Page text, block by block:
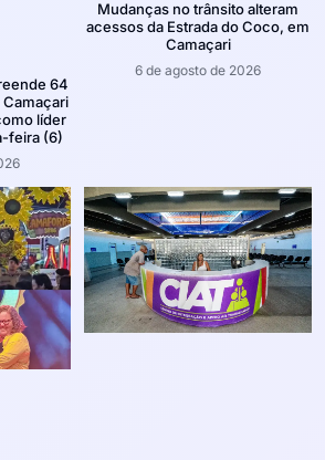
64
líder
feira (6)
Mudanças no trânsito alteram
acessos da Estrada do Coco, em
Camaçari
6 de agosto de 2026